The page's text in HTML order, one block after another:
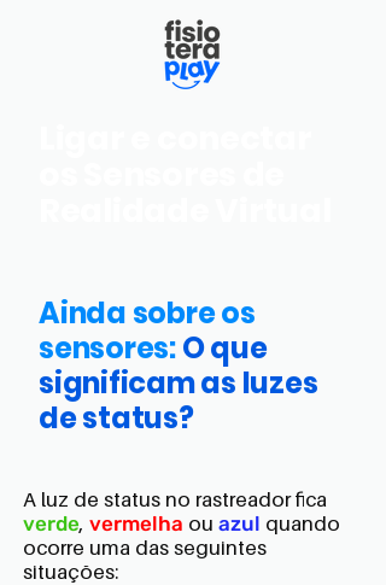
Ainda sobre os
sensores:O que
significam as luzes
de status?
A luz de status no rastreador fica
verde, vermelha ou azul quando
ocorre uma das seguintes
situações: